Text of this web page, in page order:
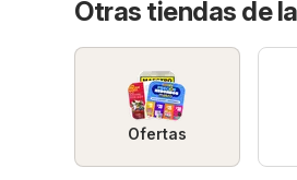
Otras tiendas de
Ofertas